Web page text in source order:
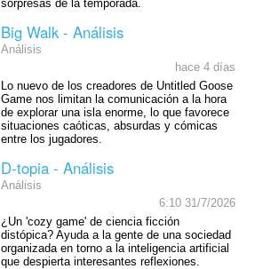
sorpresas de la temporada.
Big Walk - Análisis
Análisis
hace 4 días
Lo nuevo de los creadores de Untitled Goose
Game nos limitan la comunicación a la hora
de explorar una isla enorme, lo que favorece
situaciones caóticas, absurdas y cómicas
entre los jugadores.
D-topia - Análisis
Análisis
6:10 31/7/2026
¿Un 'cozy game' de ciencia ficción
distópica? Ayuda a la gente de una sociedad
organizada en torno a la inteligencia artificial
que despierta interesantes reflexiones.